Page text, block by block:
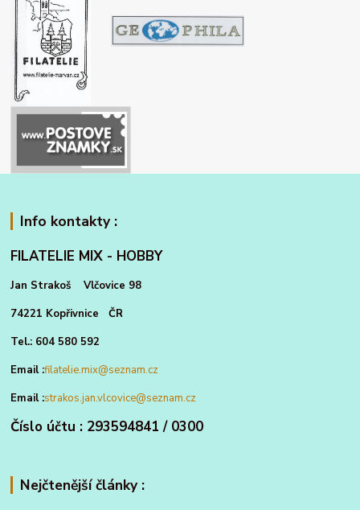
Info kontakty :
FILATELIE MIX - HOBBY
Jan Strakoš Vlčovice 98
74221 Kopřivnice ČR
Tel.: 604 580 592
Email :filatelie.mix@seznam.cz
Email :strakos.jan.vlcovice@seznam.cz
Číslo účtu : 293594841 / 0300
Nejčtenější články :